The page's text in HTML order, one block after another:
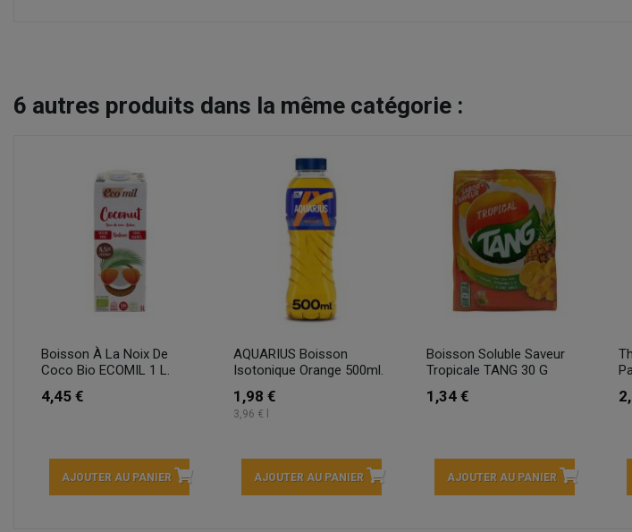
6 autres produits dans la même catégorie :
Boisson À La Noix De
Coco Bio ECOMIL 1 L.
4,45 €
AJOUTER AU PANIER
AQUARIUS Boisson
Isotonique Orange 500ml.
1,98 €
3,96 € l
AJOUTER AU PANIER
Boisson Soluble Saveur
Tropicale TANG 30 G
1,34 €
AJOUTER AU PANIER